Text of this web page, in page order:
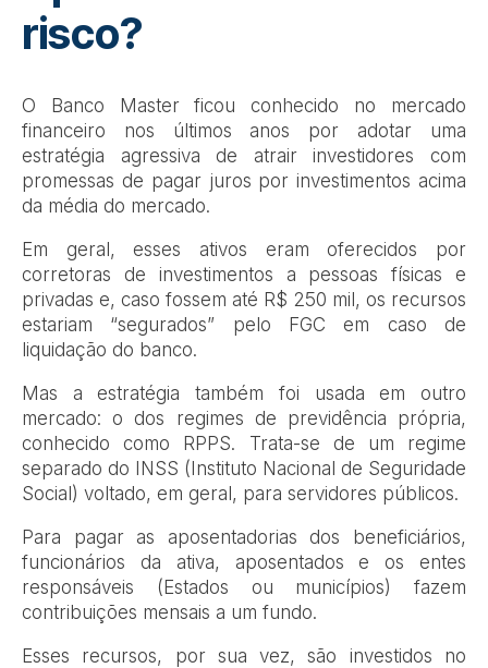
risco?
O Banco Master ficou conhecido no mercado
financeiro nos últimos anos por adotar uma
estratégia agressiva de atrair investidores com
promessas de pagar juros por investimentos acima
da média do mercado.
Em geral, esses ativos eram oferecidos por
corretoras de investimentos a pessoas físicas e
privadas e, caso fossem até R$ 250 mil, os recursos
estariam “segurados” pelo FGC em caso de
liquidação do banco.
Mas a estratégia também foi usada em outro
mercado: o dos regimes de previdência própria,
conhecido como RPPS. Trata-se de um regime
separado do INSS (Instituto Nacional de Seguridade
Social) voltado, em geral, para servidores públicos.
Para pagar as aposentadorias dos beneficiários,
funcionários da ativa, aposentados e os entes
responsáveis (Estados ou municípios) fazem
contribuições mensais a um fundo.
Esses recursos, por sua vez, são investidos no